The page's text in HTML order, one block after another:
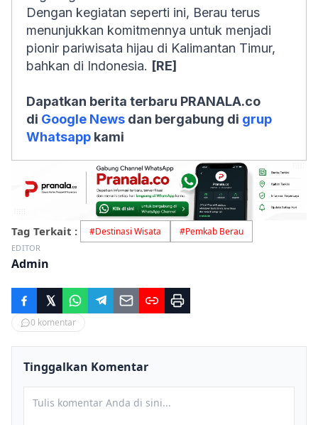
Dengan kegiatan seperti ini, Berau terus
menunjukkan komitmennya untuk menjadi
pionir pariwisata hijau di Kalimantan Timur,
bahkan di Indonesia. [RE]
Dapatkan berita terbaru PRANALA.co
di Google News dan bergabung di grup
Whatsapp kami
Tag Terkait : #Destinasi Wisata #Pemkab Berau
EDITOR
Admin
0 komentar
Tinggalkan Komentar